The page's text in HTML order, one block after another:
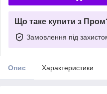
Що таке купити з
Замовлення під
Опис Характеристики